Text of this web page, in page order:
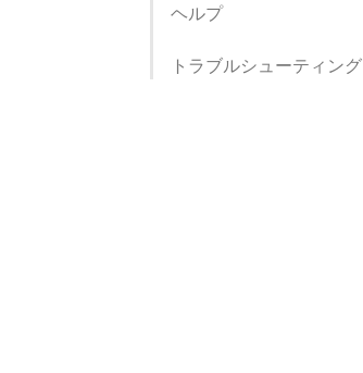
ヘルプ
トラブルシューティング